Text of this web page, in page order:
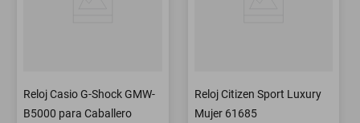
Reloj Casio G-Shock GMW-
B5000 para Caballero
Reloj Citizen Sport Luxury
Mujer 61685